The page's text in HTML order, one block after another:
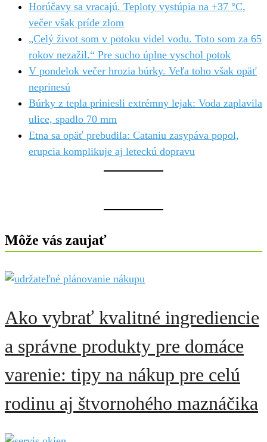
Horúčavy sa vracajú. Teploty vystúpia na +37 °C,
večer však príde zlom
„Celý život som v potoku videl vodu. Toto som za 65
rokov nezažil.“ Pre sucho úplne vyschol potok
V pondelok večer hrozia búrky. Veľa toho však opäť
neprinesú
Búrky z tepla priniesli extrémny lejak: Voda zaplavila
ulice, spadlo 70 mm
Etna sa opäť prebudila: Cataniu zasypáva popol,
erupcia komplikuje aj leteckú dopravu
Môže vás zaujať
Ako vybrať kvalitné ingrediencie
a správne produkty pre domáce
varenie: tipy na nákup pre celú
rodinu aj štvornohého maznáčika